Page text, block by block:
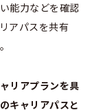
能力などを確認
アパスを共有
リアプランを具
キャリアパスと